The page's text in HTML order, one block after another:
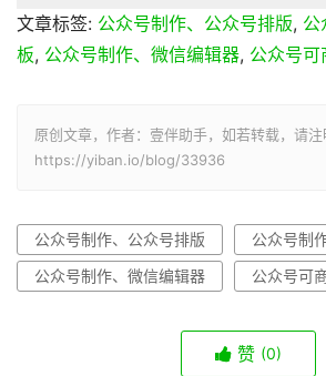
文章标签: 公众号制作、公众号排版, 公
板, 公众号制作、微信编辑器, 公众号可
原创文章，作者：壹伴助手，如若转载，请注
https://yiban.io/blog/33936
公众号制作、公众号排版
公众号制
公众号制作、微信编辑器
公众号可
赞 (0)